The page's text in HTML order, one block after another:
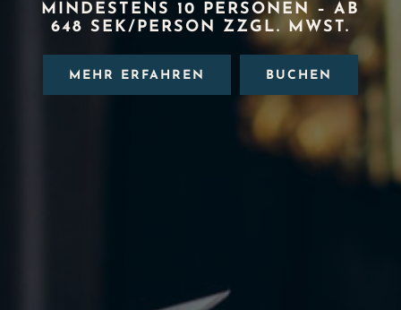
MINDESTENS 10 PERSONEN – AB
648 SEK/PERSON ZZGL. MWST.
MEHR ERFAHREN BUCHEN